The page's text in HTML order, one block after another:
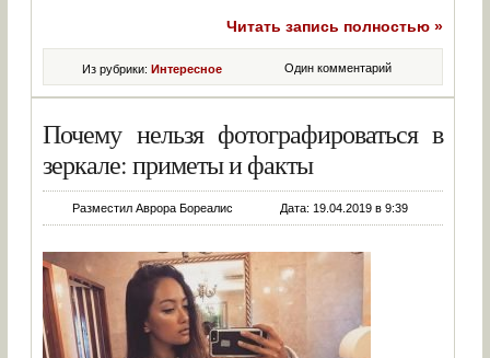
Читать запись полностью »
Один комментарий
Из рубрики:Интересное
Почему нельзя фотографироваться в
зеркале: приметы и факты
Разместил Аврора Бореалис Дата: 19.04.2019 в 9:39